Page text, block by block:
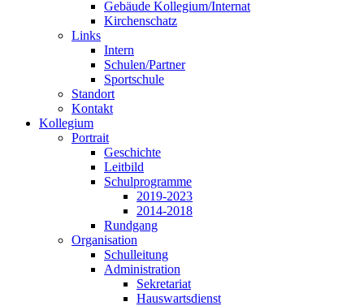
Gebäude Kollegium/Internat
Kirchenschatz
Links
Intern
Schulen/Partner
Sportschule
Standort
Kontakt
Kollegium
Portrait
Geschichte
Leitbild
Schulprogramme
2019-2023
2014-2018
Rundgang
Organisation
Schulleitung
Administration
Sekretariat
Hauswartsdienst